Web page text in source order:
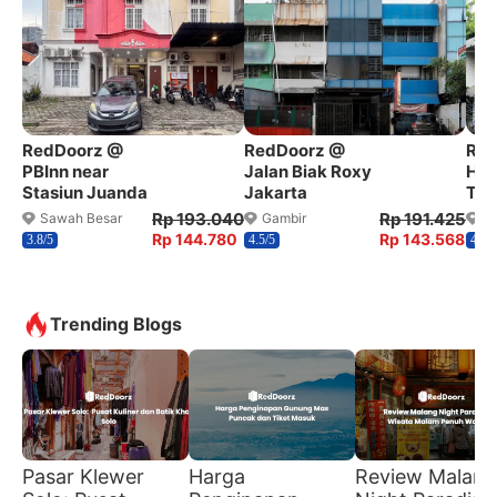
RedDoorz @
PBInn near
Stasiun Juanda
Sawah Besar
3.8/5
Rp 193.040
Rp 144.780
RedDoorz @
Jalan Biak Roxy
Jakarta
Gambir
4.5/5
Rp 191.425
Rp 143.568 4.7/5
Trending Blogs
Pasar Klewer
Harga
Review Malang